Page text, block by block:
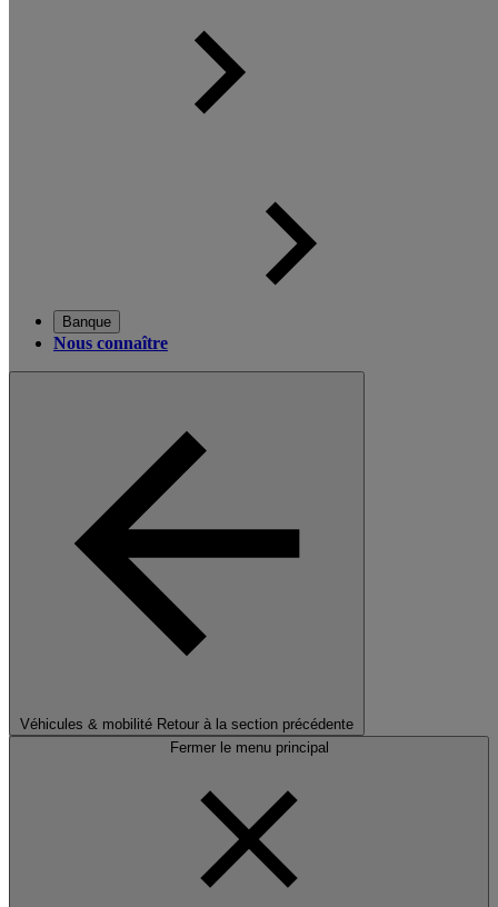
Banque
Nous connaître
Véhicules & mobilité Retour à la section précédente
Fermer le menu principal